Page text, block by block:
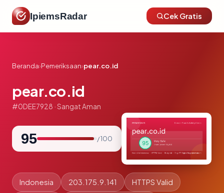
IpiemsRadar Cek Gratis
Beranda›Pemeriksaan›pear.co.id
pear.co.id
#0DEE7928 · Sangat Aman
95 / 100
Indonesia 203.175.9.141 HTTPS Valid